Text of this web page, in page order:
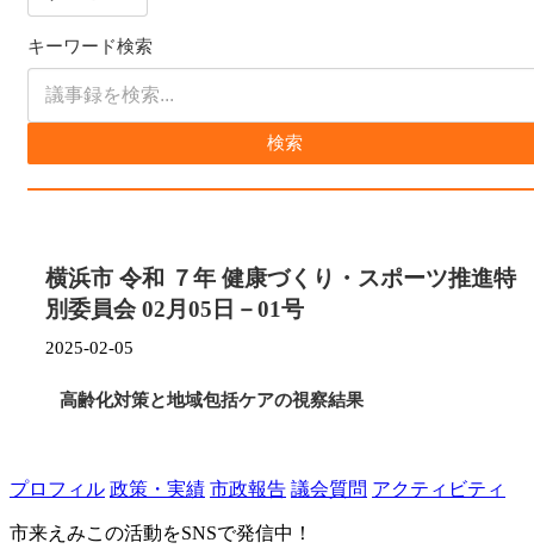
キーワード検索
検索
横浜市 令和 ７年 健康づくり・スポーツ推進特
別委員会 02月05日－01号
2025-02-05
高齢化対策と地域包括ケアの視察結果
プロフィル 政策・実績 市政報告 議会質問 アクティビティ
市来えみこの活動をSNSで発信中！